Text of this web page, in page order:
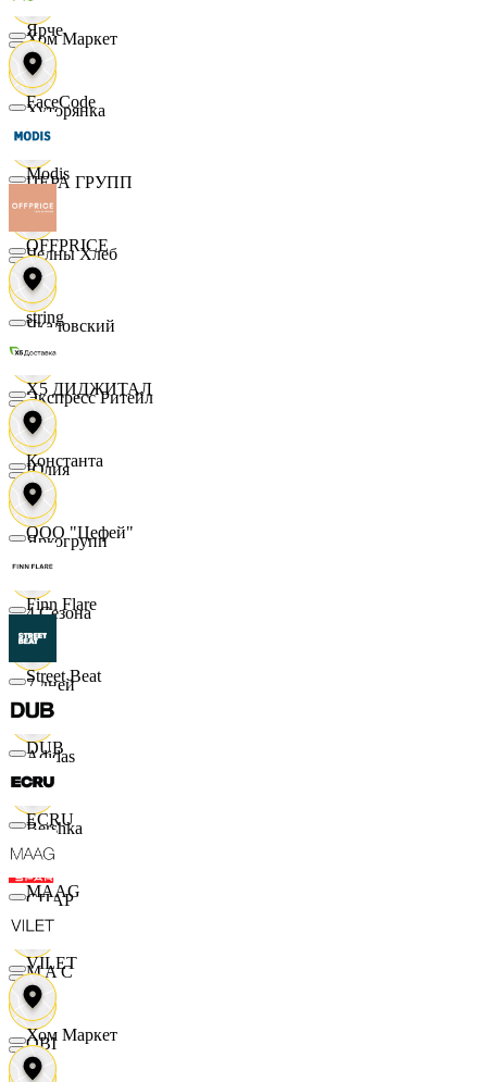
Хом Маркет
Хуторянка
ЦЕРА ГРУПП
Челны Хлеб
Чкаловский
Экспресс Ритейл
Юлия
Яркогрупп
4 Сезона
7 дней
Adidas
Bershka
СПАР
M A C
OBI
Ярче
FaceCode
Modis
OFFPRICE
string
X5 ДИДЖИТАЛ
Константа
ООО "Цефей"
Finn Flare
Street Beat
DUB
ECRU
MAAG
VILET
Хом Маркет